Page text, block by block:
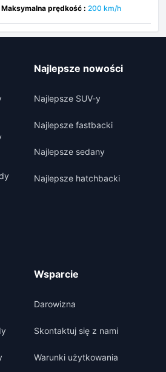
Maksymalna prędkość : 200 km/h
Najlepsze nowości
Najlepsze SUV-y
Najlepsze fastbacki
Najlepsze sedany
Najlepsze hatchbacki
Wsparcie
Darowizna
Skontaktuj się z nami
Warunki użytkowania